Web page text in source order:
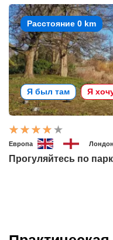
Расстояние 0 km
Я был там Я
Европа
Прогуляйтесь по